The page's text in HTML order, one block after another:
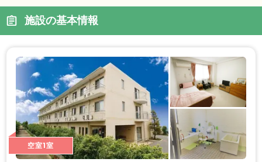
施設の基本情報
空室1室